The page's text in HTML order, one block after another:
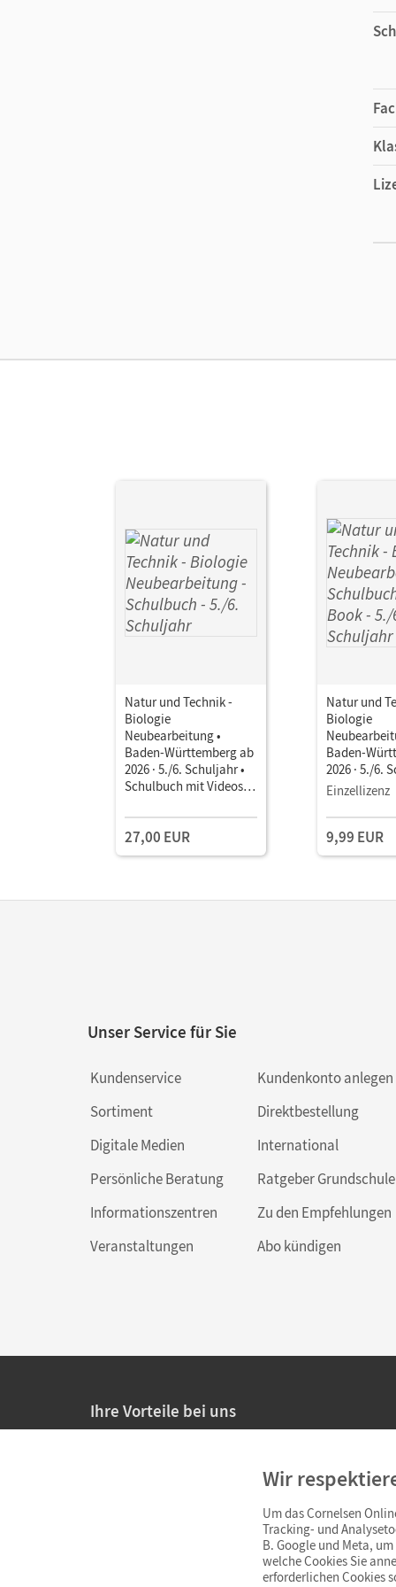
Natur und Technik -
Biologie
Neubearbeitung •
Baden-Württemberg ab
2026 · 5./6. Schuljahr •
Schulbuch mit Videos,
Hilfen, interaktiven
Übungen und mehr
27,00 EUR
Natur und
Biologie
Baden-
2026 · 5./6.
Schulbuch
Einzellizenz
9,99 EUR
Unser Service für Sie
Kundenservice
Sortiment
Digitale Medien
Persönliche Beratung
Informationszentren
Veranstaltungen
Kundenkonto anlegen
Direktbestellung
International
Ratgeber Grundschule
Zu den Empfehlungen
Abo kündigen
Ihre Vorteile bei uns
Persönliche Angebote für Lehrkräfte
Sicheres Einkaufen mit SSL-Verschlüsselung
Widerrufsfristvon 4 Wochen
Wir
Um das Cornelsen
Tracking- und
B. Google und Meta,
welche Cookies Sie
erforderlichen Cookies